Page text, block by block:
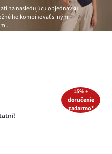
na nasledujúcu objednávku
ho kombinovať s inými
15% +
doručenie
zadarmo*